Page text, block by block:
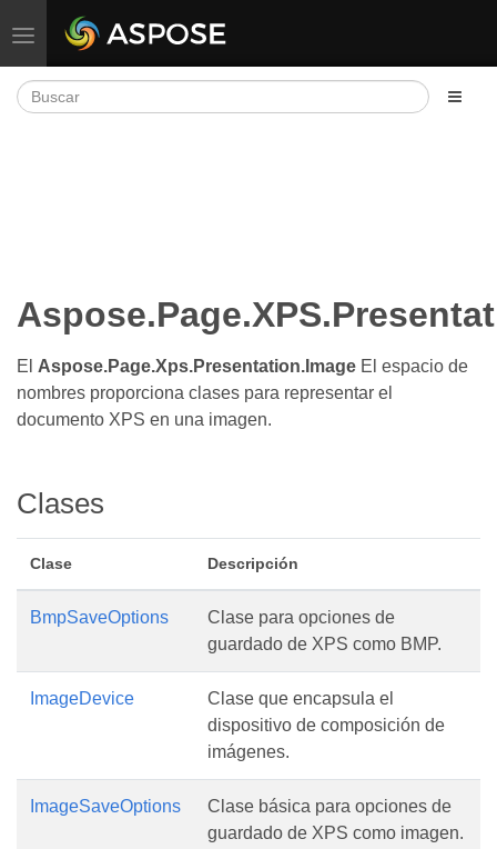
Alternar navegación
El Aspose.Page.Xps.Presentation.Image El espacio de
nombres proporciona clases para representar el
documento XPS en una imagen.
Clases
Clase Descripción
BmpSaveOptions
Clase para opciones de
guardado de XPS como BMP.
ImageDevice
Clase que encapsula el
dispositivo de composición de
imágenes.
ImageSaveOptions
Clase básica para opciones de
guardado de XPS como imagen.